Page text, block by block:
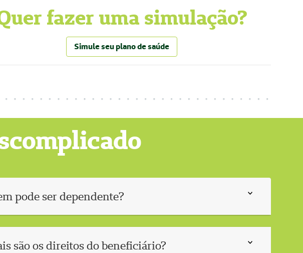
fazer uma simulação?
Simule seu plano de saúde
pode ser dependente?
são os direitos do beneficiário?